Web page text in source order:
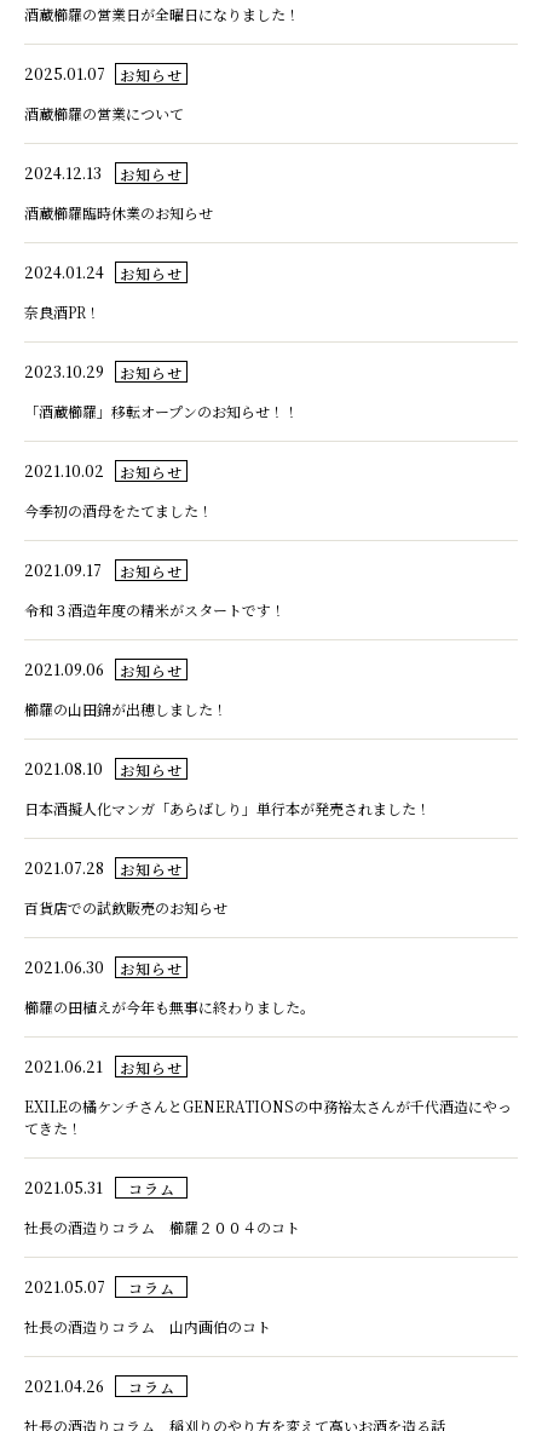
酒蔵櫛羅の営業日が全曜日になりました！
2025.01.07
お知らせ
酒蔵櫛羅の営業について
2024.12.13
お知らせ
酒蔵櫛羅臨時休業のお知らせ
2024.01.24
お知らせ
奈良酒PR！
2023.10.29
お知らせ
「酒蔵櫛羅」移転オープンのお知らせ！！
2021.10.02
お知らせ
今季初の酒母をたてました！
2021.09.17
お知らせ
令和３酒造年度の精米がスタートです！
2021.09.06
お知らせ
櫛羅の山田錦が出穂しました！
2021.08.10
お知らせ
日本酒擬人化マンガ「あらばしり」単行本が発売されました！
2021.07.28
お知らせ
百貨店での試飲販売のお知らせ
2021.06.30
お知らせ
櫛羅の田植えが今年も無事に終わりました。
2021.06.21
お知らせ
EXILEの橘ケンチさんとGENERATIONSの中務裕太さんが千代酒造にやっ
てきた！
2021.05.31
コラム
社長の酒造りコラム 櫛羅２００４のコト
2021.05.07
コラム
社長の酒造りコラム 山内画伯のコト
2021.04.26
コラム
社長の酒造りコラム 稲刈りのやり方を変えて高いお酒を造る話